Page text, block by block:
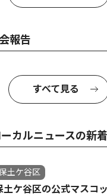
報告
すべて見る
カルニュースの新
土ケ谷区
土ケ谷区の公式マスコ